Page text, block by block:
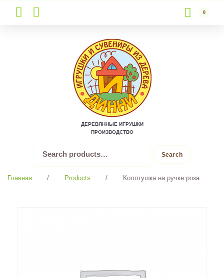
to
content
0
ДЕРЕВЯННЫЕ ИГРУШКИ
ПРОИЗВОДСТВО
for:
Search
Главная / Products / Колотушка на ручке роза